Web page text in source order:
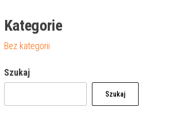
Kategorie
Bez kategorii
Szukaj
Szukaj